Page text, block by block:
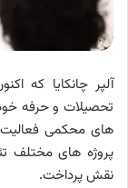
تحصیلات و حرفه خود
های محکمی فعالیت
پروژه های مختلف
نقش پرداخت.